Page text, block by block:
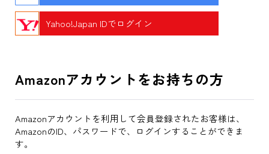
Yahoo!Japan IDでログイン
Amazonアカウントをお持ちの方
Amazonアカウントを利用して会員登録されたお客様は、
AmazonのID、パスワードで、ログインすることができま
す。